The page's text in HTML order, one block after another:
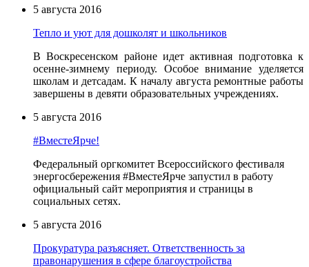
5 августа 2016
Тепло и уют для дошколят и школьников
В Воскресенском районе идет активная подготовка к
осенне-зимнему периоду. Особое внимание уделяется
школам и детсадам. К началу августа ремонтные работы
завершены в девяти образовательных учреждениях.
5 августа 2016
#ВместеЯрче!
Федеральный оргкомитет Всероссийского фестиваля
энергосбережения #ВместеЯрче запустил в работу
официальный сайт мероприятия и страницы в
социальных сетях.
5 августа 2016
Прокуратура разъясняет. Ответственность за
правонарушения в сфере благоустройства